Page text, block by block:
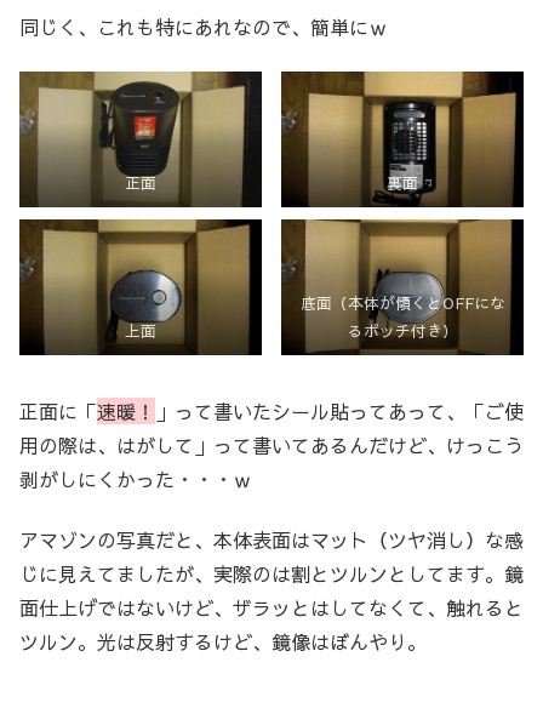
同じく、これも特にあれなので、簡単にｗ
正面 裏面
上面
底面（本体が傾くとOFFにな
るポッチ付き）
正面に「速暖！
」って書いたシール貼ってあって、「ご使
用の際は、はがして」って書いてあるんだけど、けっこう
剥がしにくかった・・・ｗ
アマゾンの写真だと、本体表面はマット（ツヤ消し）な感
じに見えてましたが、実際のは割とツルンとしてます。鏡
面仕上げではないけど、ザラッとはしてなくて、触れると
ツルン。光は反射するけど、鏡像はぼんやり。